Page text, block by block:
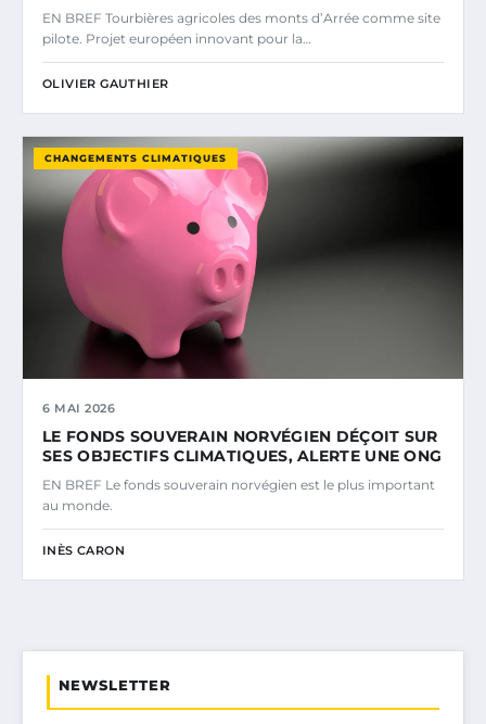
EN BREF Tourbières agricoles des monts d’Arrée comme site
pilote. Projet européen innovant pour la…
OLIVIER GAUTHIER
CHANGEMENTS CLIMATIQUES
6 MAI 2026
LE FONDS SOUVERAIN NORVÉGIEN DÉÇOIT SUR
SES OBJECTIFS CLIMATIQUES, ALERTE UNE ONG
EN BREF Le fonds souverain norvégien est le plus important
au monde.
INÈS CARON
NEWSLETTER